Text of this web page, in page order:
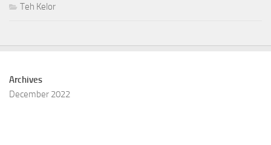
Teh Kelor
Archives
December 2022